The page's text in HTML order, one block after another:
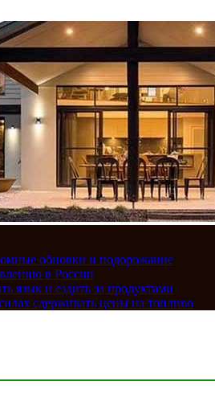
обновки и подорожание
в России
язык и ездить за продуктами
сдерживать цены на топливо